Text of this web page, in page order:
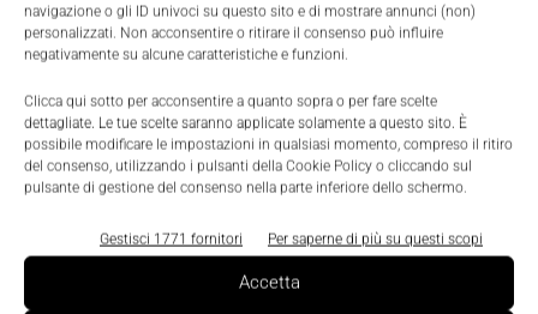
navigazione o gli ID univoci su questo sito e di mostrare annunci (non)
personalizzati. Non acconsentire o ritirare il consenso può influire
negativamente su alcune caratteristiche e funzioni.
Clicca qui sotto per acconsentire a quanto sopra o per fare scelte
dettagliate. Le tue scelte saranno applicate solamente a questo sito. È
possibile modificare le impostazioni in qualsiasi momento, compreso il ritiro
del consenso, utilizzando i pulsanti della Cookie Policy o cliccando sul
pulsante di gestione del consenso nella parte inferiore dello schermo.
Gestisci 1771 fornitori Per saperne di più su questi scopi
Accetta